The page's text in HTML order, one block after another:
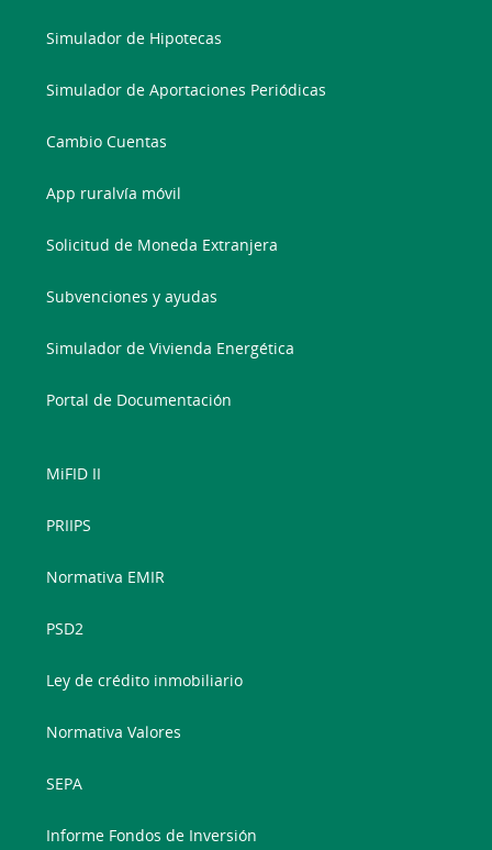
Simulador de Hipotecas
Simulador de Aportaciones Periódicas
Cambio Cuentas
App ruralvía móvil
Solicitud de Moneda Extranjera
Subvenciones y ayudas
Simulador de Vivienda Energética
Portal de Documentación
MiFID II
PRIIPS
Normativa EMIR
PSD2
Ley de crédito inmobiliario
Normativa Valores
SEPA
Informe Fondos de Inversión